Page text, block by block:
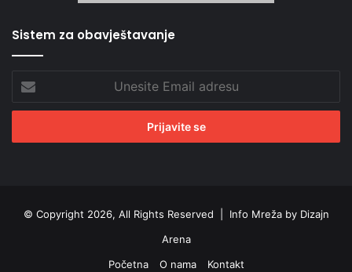
Sistem za obavještavanje
Email
adresu
© Copyright 2026, All Rights Reserved | Info Mreža by Dizajn
Arena
Početna
O nama Kontakt